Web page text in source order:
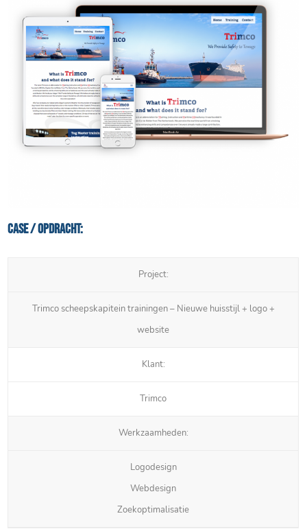
Case / Opdracht:
Project:
Trimco scheepskapitein trainingen – Nieuwe huisstijl + logo +
website
Klant:
Trimco
Werkzaamheden:
Logodesign
Webdesign
Zoekoptimalisatie